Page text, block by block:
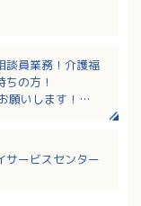
談員業務！介護福
の方！
願いします！
的に勤務ができ
ービスセンター